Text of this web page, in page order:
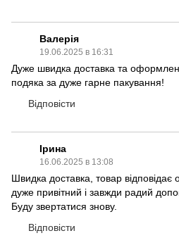
Валерія
19.06.2025 в 16:31
Дуже швидка доставка та
подяка за дуже гарне пакування!
Відповісти
Ірина
16.06.2025 в 13:08
Швидка доставка, товар відповідає
дуже привітний і завжди радий
Буду звертатися знову.
Відповісти